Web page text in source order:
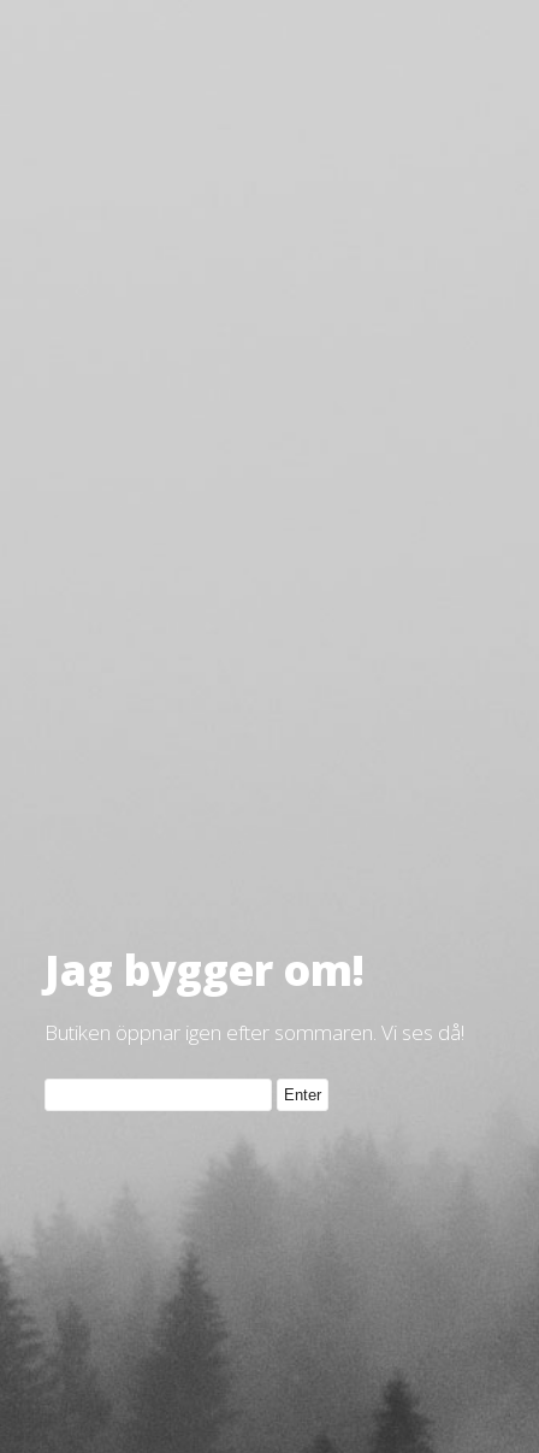
Jag bygger om!
Butiken öppnar igen efter sommaren. Vi ses då!